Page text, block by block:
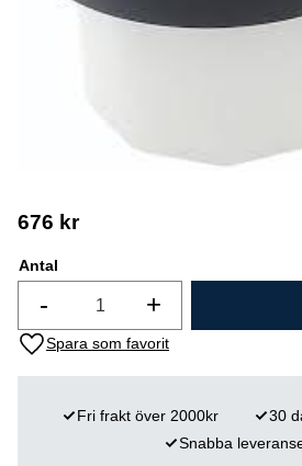
676 kr
Antal
+
-
Lägg till i favoriter
Fri frakt över 2000kr
30
Snabba